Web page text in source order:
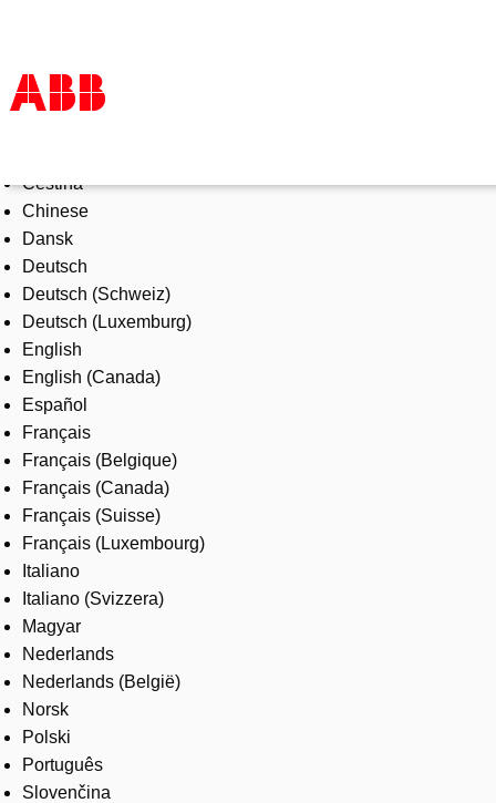
Products & Solutions
Industries
Services
About us
Where to buy
Contact us
Careers
Čeština
Chinese
Dansk
Deutsch
Deutsch (Schweiz)
Deutsch (Luxemburg)
English
English (Canada)
Español
Français
Français (Belgique)
Français (Canada)
Français (Suisse)
Français (Luxembourg)
Italiano
Italiano (Svizzera)
Magyar
Nederlands
Nederlands (België)
Norsk
Polski
Português
Slovenčina